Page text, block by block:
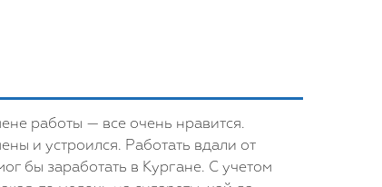
работы — все очень нравится.
и устроился. Работать вдали от
бы заработать в Кургане. С учетом